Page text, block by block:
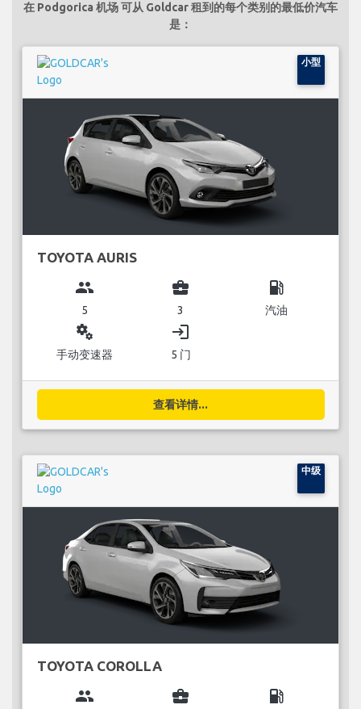
在 Podgorica 机场 可从 Goldcar 租到的每个类别的最低价汽车
是：
小型
TOYOTA AURIS
group
5
business_center
3
local_gas_station
汽油
miscellaneous_services
手动变速器
login
5 门
查看详情...
中级
TOYOTA COROLLA
group business_center local_gas_station